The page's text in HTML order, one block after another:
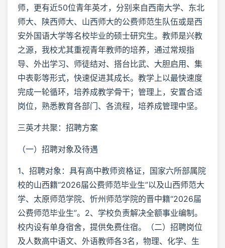
师，更有近50位青年英才，分别来自西南大学、东北
师大、陕西师大、山西师大的公费师范生队伍或是西
安外国语大学等名校毕业的硕士研究生。教师是兴教
之源，我校尤其重视青年教师的培养，通过常规指
导、外出学习、师徒结对、搭台比武、大胆启用、集
中表彰等形式，快速促进其成长。教学上以最快速度
完成一轮循环，培养成教学骨干；管理上，安置合适
岗位，熟悉教育各部门、各流程，培养成管理中坚。
三英才共聚：招聘方案
（一）招聘对象及待遇
‍‍1、招聘对象：具有高中教师资格证，国家六所部属院
校的山西籍“2026届公费师范毕业生”以及山西师范大
学、太原师范学院、忻州师范学院的晋中籍“2026届
公费师范毕业生”。2、学校负责解决全额事业编制。
校内设有单身宿舍，提供免费住宿。（二）招聘岗位
及人数高中语文、外语教师各3名，物理、化学、生